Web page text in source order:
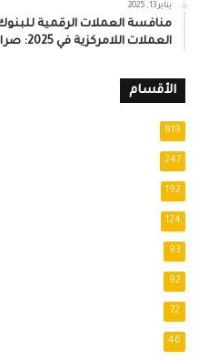
يناير 13, 2025
العملات اللامركزية في 2025: صراع العروش الرقمية
الأقسام
819
247
192
124
93
92
72
46